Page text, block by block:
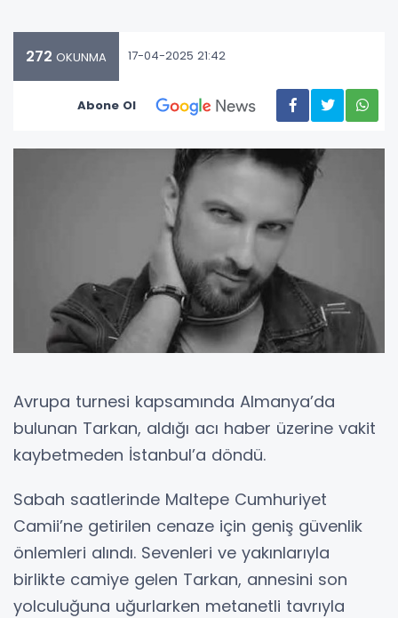
272 OKUNMA 17-04-2025 21:42
Abone Ol
Avrupa turnesi kapsamında Almanya’da
bulunan Tarkan, aldığı acı haber üzerine vakit
kaybetmeden İstanbul’a döndü.
Sabah saatlerinde Maltepe Cumhuriyet
Camii’ne getirilen cenaze için geniş güvenlik
önlemleri alındı. Sevenleri ve yakınlarıyla
birlikte camiye gelen Tarkan, annesini son
yolculuğuna uğurlarken metanetli tavrıyla